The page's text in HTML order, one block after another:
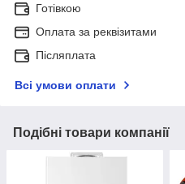
Готівкою
Оплата за реквізитами
Післяплата
Всі умови оплати
Подібні товари компанії